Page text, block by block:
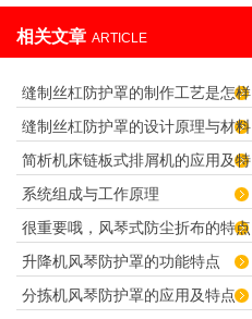
相关文章 ARTICLE
缝制丝杠防护罩的制作工艺是怎样
的？
缝制丝杠防护罩的设计原理与材料
选择
简析机床链板式排屑机的应用及特
点
系统组成与工作原理
很重要哦，风琴式防尘折布的特点
及应用
升降机风琴防护罩的功能特点
分拣机风琴防护罩的应用及特点